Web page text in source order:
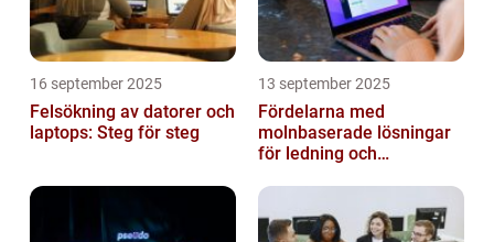
16 september 2025
Felsökning av datorer och
laptops: Steg för steg
13 september 2025
Fördelarna med
molnbaserade lösningar
för ledning och